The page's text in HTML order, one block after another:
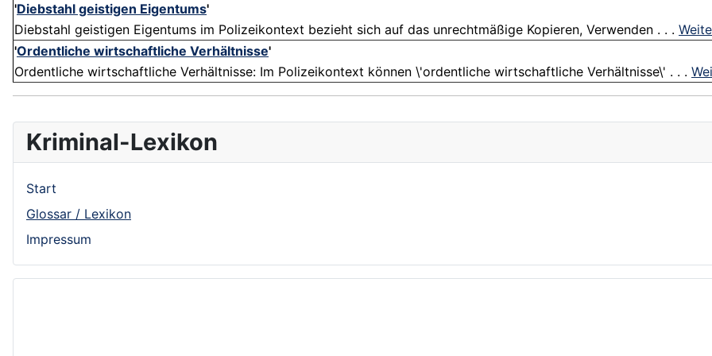
'Diebstahl geistigen Eigentums'
Diebstahl geistigen Eigentums im Polizeikontext bezieht sich auf das unrechtmäßige Kopieren, Verwenden . . .
'Ordentliche wirtschaftliche Verhältnisse'
Ordentliche wirtschaftliche Verhältnisse: Im Polizeikontext können \'ordentliche wirtschaftliche Verhältnisse\' . . .
Kriminal-Lexikon
Start
Glossar / Lexikon
Impressum